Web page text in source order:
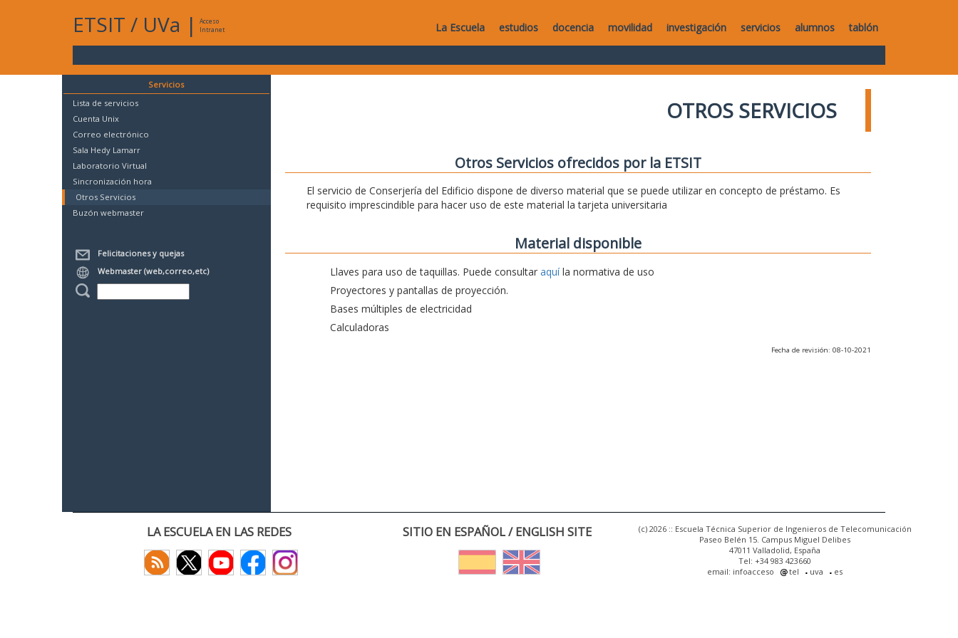
ETSIT / UVa |
Acceso
Intranet
La Escuela estudios docencia movilidad investigación servicios alumnos tablón
Servicios
Lista de servicios
Cuenta Unix
Correo electrónico
Sala Hedy Lamarr
Laboratorio Virtual
Sincronización hora
Otros Servicios
Buzón webmaster
Felicitaciones y quejas
Webmaster (web,correo,etc)
OTROS SERVICIOS
Otros Servicios ofrecidos por la ETSIT
El servicio de Conserjería del Edificio dispone de diverso material que se puede utilizar en concepto de préstamo. Es
requisito imprescindible para hacer uso de este material la tarjeta universitaria
Material disponible
Llaves para uso de taquillas. Puede consultar aquíla normativa de uso
Proyectores y pantallas de proyección.
Bases múltiples de electricidad
Calculadoras
Fecha de revisión: 08-10-2021
LA ESCUELA EN LAS REDES SITIO EN ESPAÑOL / ENGLISH SITE
(c) 2026 :: Escuela Técnica Superior de Ingenieros de Telecomunicación
Paseo Belén 15. Campus Miguel Delibes
47011 Valladolid, España
Tel: +34 983 423660
email: infoacceso
tel uva es